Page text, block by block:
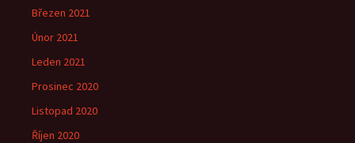
Březen 2021
Únor 2021
Leden 2021
Prosinec 2020
Listopad 2020
Říjen 2020